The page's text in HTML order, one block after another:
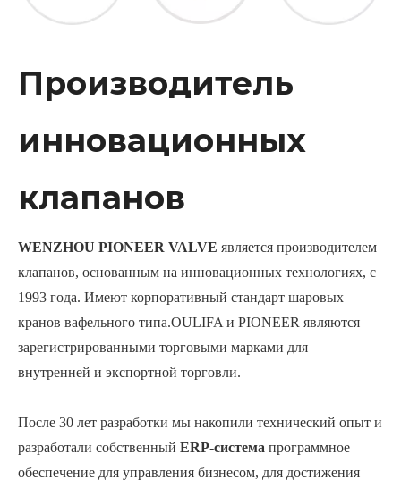
Производитель
инновационных
клапанов
WENZHOU PIONEER VALVE является производителем
клапанов, основанным на инновационных технологиях, с
1993 года. Имеют корпоративный стандарт шаровых
кранов вафельного типа.OULIFA и PIONEER являются
зарегистрированными торговыми марками для
внутренней и экспортной торговли.
После 30 лет разработки мы накопили технический опыт и
разработали собственный ERP-система программное
обеспечение для управления бизнесом, для достижения